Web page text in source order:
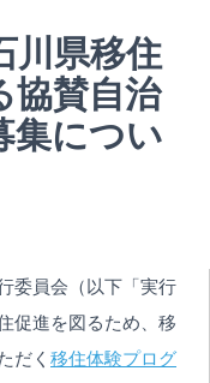
川県移住
協賛自治
集につい
委員会（以下「実行
促進を図るため、移
だく 移住体験プログ